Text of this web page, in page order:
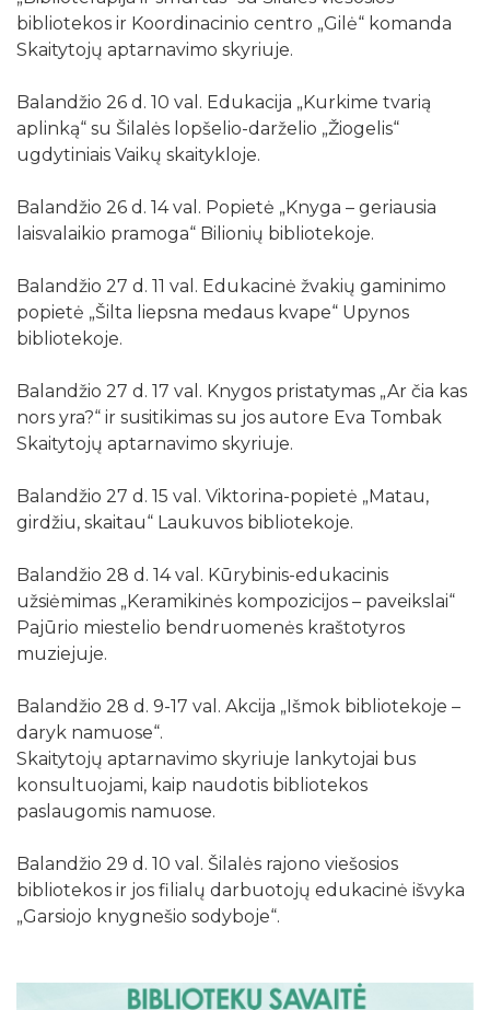
bibliotekos ir Koordinacinio centro „Gilė“ komanda
Skaitytojų aptarnavimo skyriuje.
Balandžio 26 d. 10 val. Edukacija „Kurkime tvarią
aplinką“ su Šilalės lopšelio-darželio „Žiogelis“
ugdytiniais Vaikų skaitykloje.
Balandžio 26 d. 14 val. Popietė „Knyga – geriausia
laisvalaikio pramoga“ Bilionių bibliotekoje.
Balandžio 27 d. 11 val. Edukacinė žvakių gaminimo
popietė „Šilta liepsna medaus kvape“ Upynos
bibliotekoje.
Balandžio 27 d. 17 val. Knygos pristatymas „Ar čia kas
nors yra?“ ir susitikimas su jos autore Eva Tombak
Skaitytojų aptarnavimo skyriuje.
Balandžio 27 d. 15 val. Viktorina-popietė „Matau,
girdžiu, skaitau“ Laukuvos bibliotekoje.
Balandžio 28 d. 14 val. Kūrybinis-edukacinis
užsiėmimas „Keramikinės kompozicijos – paveikslai“
Pajūrio miestelio bendruomenės kraštotyros
muziejuje.
Balandžio 28 d. 9-17 val. Akcija „Išmok bibliotekoje –
daryk namuose“.
Skaitytojų aptarnavimo skyriuje lankytojai bus
konsultuojami, kaip naudotis bibliotekos
paslaugomis namuose.
Balandžio 29 d. 10 val. Šilalės rajono viešosios
bibliotekos ir jos filialų darbuotojų edukacinė išvyka
„Garsiojo knygnešio sodyboje“.